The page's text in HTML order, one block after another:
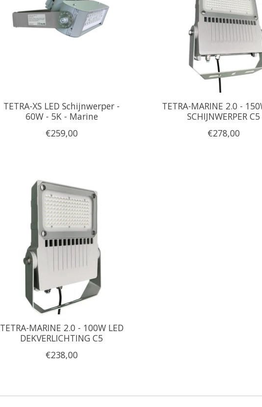
TETRA-XS LED Schijnwerper -
60W - 5K - Marine
€259,00
TETRA-MARINE 2.0 -
SCHIJNWERPER C5
€278,00
TETRA-MARINE 2.0 - 100W LED
DEKVERLICHTING C5
€238,00